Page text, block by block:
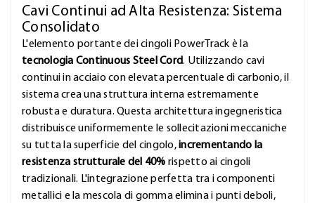
Cavi Continui ad Alta Resistenza: Sistema
Consolidato
L'elemento portante dei cingoli PowerTrack è la
tecnologia Continuous Steel Cord. Utilizzando cavi
continui in acciaio con elevata percentuale di carbonio, il
sistema crea una struttura interna estremamente
robusta e duratura. Questa architettura ingegneristica
distribuisce uniformemente le sollecitazioni meccaniche
su tutta la superficie del cingolo,incrementando la
resistenza strutturale del 40% rispetto ai cingoli
tradizionali. L'integrazione perfetta tra i componenti
metallici e la mescola di gomma elimina i punti deboli,